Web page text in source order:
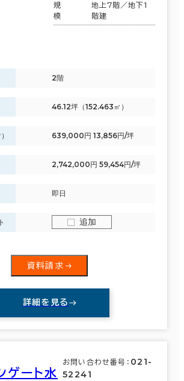
規
模
地上7階／地下1
階建
2階
46.12坪（152.463㎡）
639,000円 13,856円/坪
2,742,000円 59,454円/坪
即日
追加
資料請求
詳細を見る
ゲート水
お問い合わせ番号： 021-
52241